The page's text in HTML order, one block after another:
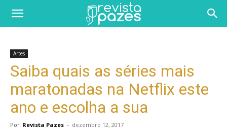
Artes
Saiba quais as séries mais
maratonadas na Netflix este
ano e escolha a sua
Por Revista Pazes - dezembro 12, 2017